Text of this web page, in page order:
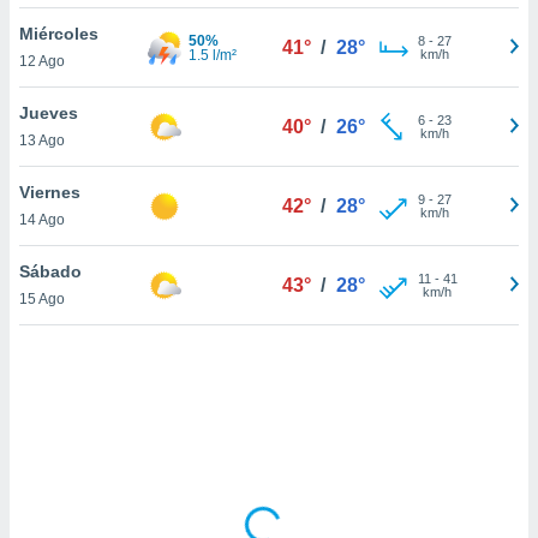
sitio
En
sean
el sitio
ni para
o
Miércoles
12 Ago
50%
1.5 l/m²
41° / 28° 8- 27
km/h
Jueves
13 Ago
40° / 26° 6- 23
km/h
Viernes
14 Ago
42° / 28° 9- 27
km/h
Sábado
15 Ago
43° / 28° 11 - 41
km/h